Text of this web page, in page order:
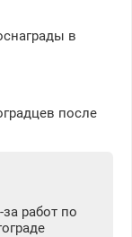
в
после
работ по